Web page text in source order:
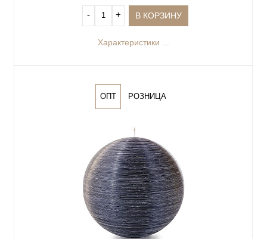
‐ + В КОРЗИНУ
Характеристики ...
ОПТ РОЗНИЦА